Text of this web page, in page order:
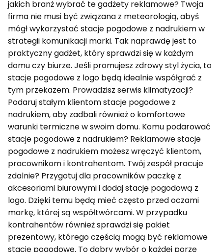
jakich branż wybrać te gadżety reklamowe? Twoja
firma nie musi być związana z meteorologią, abyś
mógł wykorzystać stacje pogodowe z nadrukiem w
strategii komunikacji marki. Tak naprawdę jest to
praktyczny gadżet, który sprawdzi się w każdym
domu czy biurze. Jeśli promujesz zdrowy styl życia, to
stacje pogodowe z logo będą idealnie współgrać z
tym przekazem. Prowadzisz serwis klimatyzacji?
Podaruj stałym klientom stacje pogodowe z
nadrukiem, aby zadbali również o komfortowe
warunki termiczne w swoim domu. Komu podarować
stacje pogodowe z nadrukiem? Reklamowe stacje
pogodowe z nadrukiem możesz wręczyć klientom,
pracownikom i kontrahentom. Twój zespół pracuje
zdalnie? Przygotuj dla pracowników paczkę z
akcesoriami biurowymi i dodaj stację pogodową z
logo. Dzięki temu będą mieć często przed oczami
markę, której są współtwórcami. W przypadku
kontrahentów również sprawdzi się pakiet
prezentowy, którego częścią mogą być reklamowe
stacje pogodowe. To dobry wybór o każdej porze